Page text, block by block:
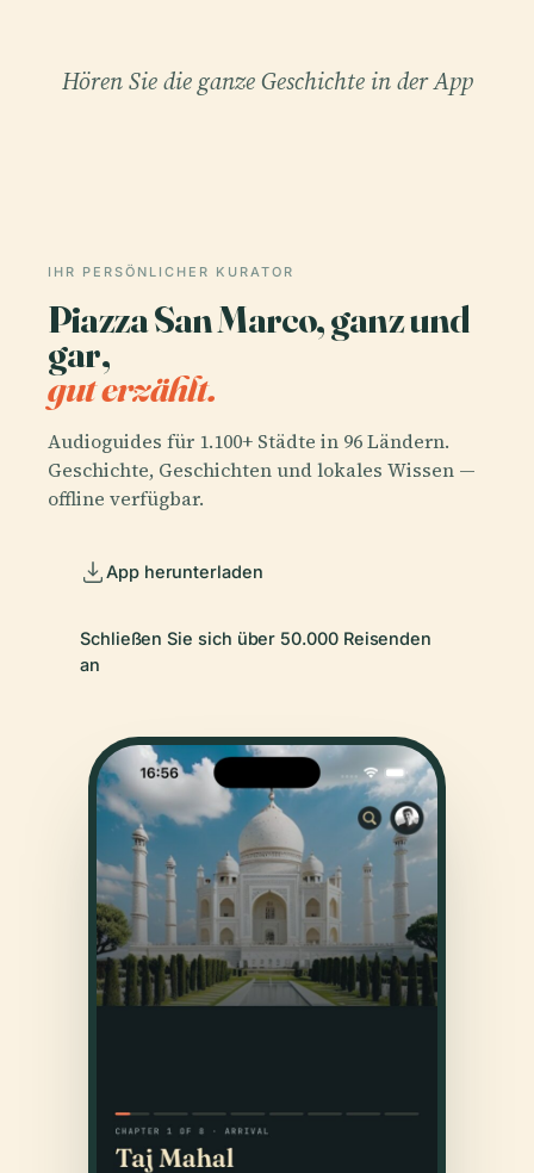
Hören Sie die ganze Geschichte in der App
IHR PERSÖNLICHER KURATOR
Piazza San Marco, ganz und
gar,
gut erzählt.
Audioguides für 1.100+ Städte in 96 Ländern.
Geschichte, Geschichten und lokales Wissen —
offline verfügbar.
App herunterladen
Schließen Sie sich über 50.000 Reisenden
an